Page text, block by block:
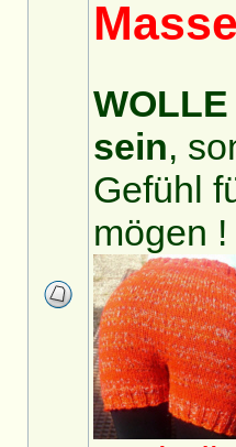
sein,
Gefühl
mögen !